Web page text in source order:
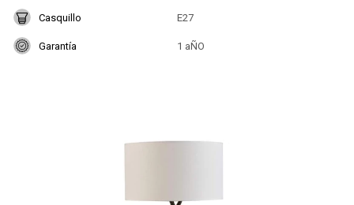
Casquillo E27
Garantía 1 aÑO